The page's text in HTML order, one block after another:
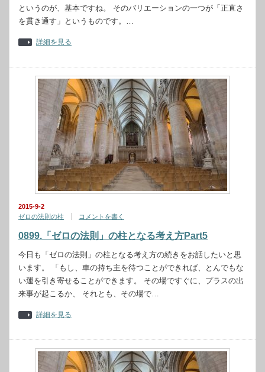
というのが、基本ですね。 そのバリエーションの一つが「正直さ
を貫き通す」というものです。…
詳細を見る
2015-9-2
ゼロの法則の柱
コメントを書く
0899.「ゼロの法則」の柱となる考え方Part5
今日も「ゼロの法則」の柱となる考え方の続きをお話したいと思
います。 「もし、車の持ち主を待つことができれば、とんでもな
い運を引き寄せることができます。 その場ですぐに、プラスの出
来事が起こるか、 それとも、その場で…
詳細を見る